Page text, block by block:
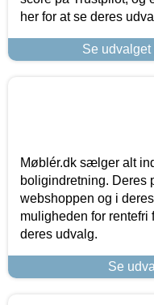
her for at se deres
Se
Møblér.dk sælger alt
boligindretning. Deres
webshoppen og i
muligheden for rentefri
deres udvalg.
Se